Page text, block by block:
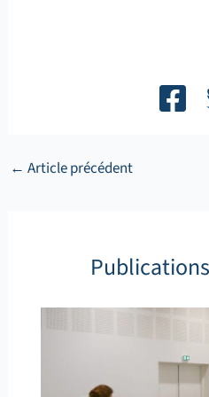
← Article précédent